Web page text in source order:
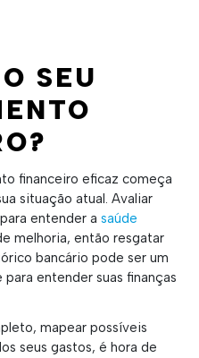
SEU
financeiro eficaz começa
situação atual. Avaliar
entender a saúde
melhoria, então resgatar
bancário pode ser um
entender suas finanças
mapear possíveis
seus gastos, é hora de